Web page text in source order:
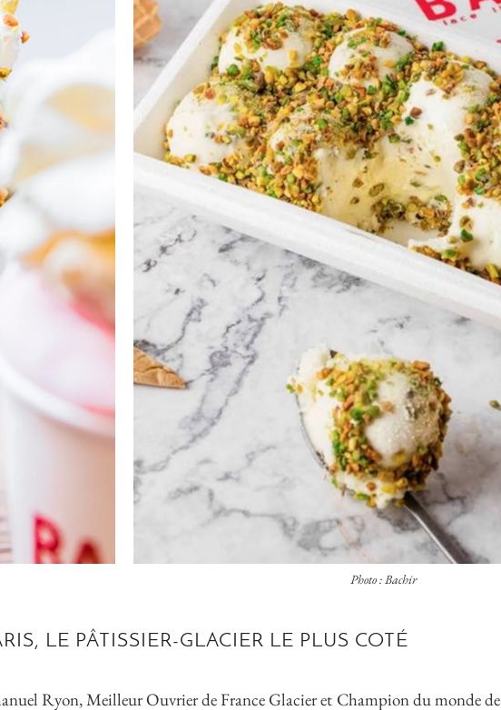
Photo : Bachir
LE PÂTISSIER-GLACIER LE PLUS COTÉ
Ryon, Meilleur Ouvrier de France Glacier et Champion du monde de